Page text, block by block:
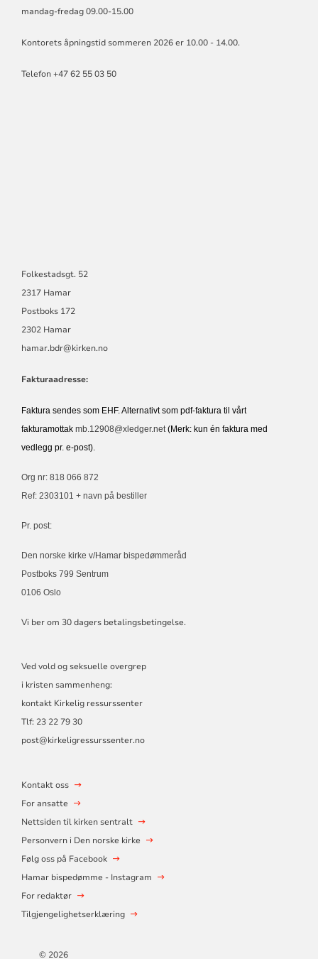
mandag-fredag 09.00-15.00
Kontorets åpningstid sommeren 2026 er 10.00 - 14.00.
Telefon +47 62 55 03 50
Folkestadsgt. 52
2317 Hamar
Postboks 172
2302 Hamar
hamar.bdr@kirken.no
Fakturaadresse:
Faktura sendes som EHF. Alternativt som pdf-faktura til vårt
fakturamottak mb.12908@xledger.net(Merk: kun én faktura med
vedlegg pr. e-post).
Org nr: 818 066 872
Ref: 2303101 + navn på bestiller
Pr. post:
Den norske kirke v/Hamar bispedømmeråd
Postboks 799 Sentrum
0106 Oslo
Vi ber om 30 dagers betalingsbetingelse.
Ved vold og seksuelle overgrep
i kristen sammenheng:
kontakt Kirkelig ressurssenter
Tlf: 23 22 79 30
post@kirkeligressurssenter.no
Kontakt oss
For ansatte
Nettsiden til kirken sentralt
Personvern i Den norske kirke
Følg oss på Facebook
Hamar bispedømme - Instagram
For redaktør
Tilgjengelighetserklæring
© 2026